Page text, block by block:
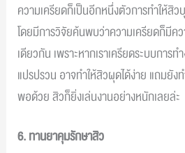
ความเครียดก็เป็นอีกหนึ่งตัวการทำให้สิ
โดยมีการวิจัยค้นพบว่าความเครียดก็มี
เดียวกัน เพราะหากเราเครียดระบบการ
แปรปรวน อาจทำให้สิวผุดได้ง่าย แถมยั
พอด้วย สิวก็ยิ่งเล่นงานอย่างหนักเลยล่ะ
6. ทานยาคุมรักษาสิว